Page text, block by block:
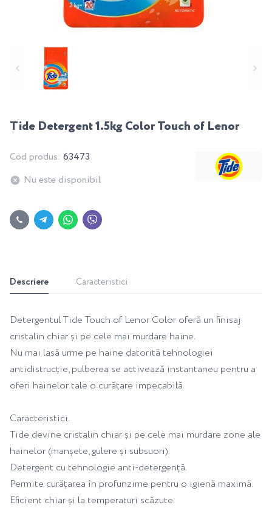
Tide Detergent 1.5kg Color Touch of Lenor
Cod produs: 63473
Nu este disponibil
Descriere Caracteristici
Detergentul Tide Touch of Lenor Color oferă un finisaj
cristalin chiar și pe cele mai murdare haine.
Nu mai lasă urme pe haine datorită tehnologiei
antidistrucție, pulberea se activează instantaneu pentru a
oferi hainelor tale o curățare impecabilă.
Caracteristici.
Tide devine cristalin chiar și pe cele mai murdare zone ale
hainelor (manșete, gulere și subsuori).
Detergent cu tehnologie anti-detergență.
Permite curățarea în profunzime pentru o igienă maximă.
Eficient chiar și la temperaturi scăzute.